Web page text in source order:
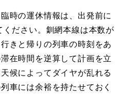
時の運休情報は、出発前に
ださい。釧網本線は本数が
きと帰りの列車の時刻をあ
在時間を逆算して計画を立
候によってダイヤが乱れる
車には余裕を持たせておく